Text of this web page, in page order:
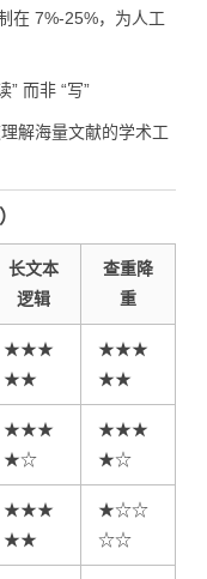
在 7%-25%，为人工
” 而非 “写”
解海量文献的学术工
长文本
逻辑
查重降
重
★★★
★★
★★★
★★
★★★
★☆
★★★
★☆
★★★
★★
★☆☆
☆☆